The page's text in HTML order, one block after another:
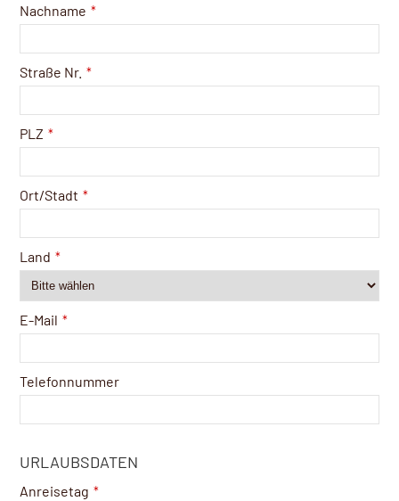
Nachname *
Straße Nr. *
PLZ *
Ort/Stadt *
Land *
E-Mail *
Telefonnummer
URLAUBSDATEN
Anreisetag *